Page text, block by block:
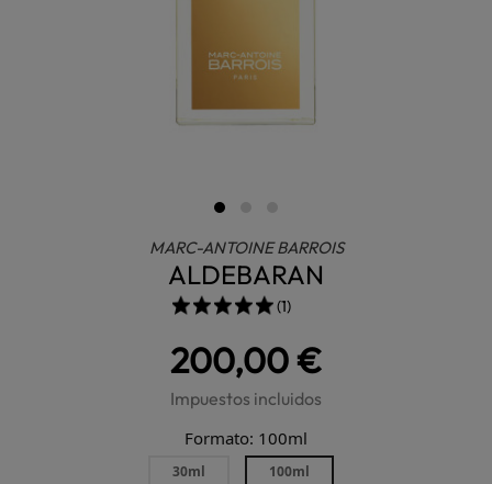
MARC-ANTOINE BARROIS
ALDEBARAN
(1)
200,00 €
Impuestos incluidos
Formato: 100ml
30ml 100ml